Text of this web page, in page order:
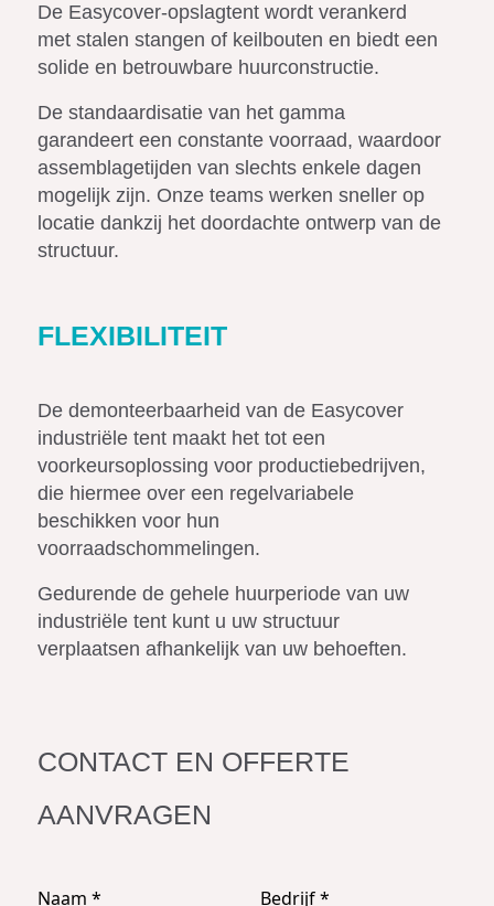
De Easycover-opslagtent wordt verankerd
met stalen stangen of keilbouten en biedt een
solide en betrouwbare huurconstructie.
De standaardisatie van het gamma
garandeert een constante voorraad, waardoor
assemblagetijden van slechts enkele dagen
mogelijk zijn. Onze teams werken sneller op
locatie dankzij het doordachte ontwerp van de
structuur.
FLEXIBILITEIT
De demonteerbaarheid van de Easycover
industriële tent maakt het tot een
voorkeursoplossing voor productiebedrijven,
die hiermee over een regelvariabele
beschikken voor hun
voorraadschommelingen.
Gedurende de gehele huurperiode van uw
industriële tent kunt u uw structuur
verplaatsen afhankelijk van uw behoeften.
CONTACT EN OFFERTE
AANVRAGEN
Naam * Bedrijf*